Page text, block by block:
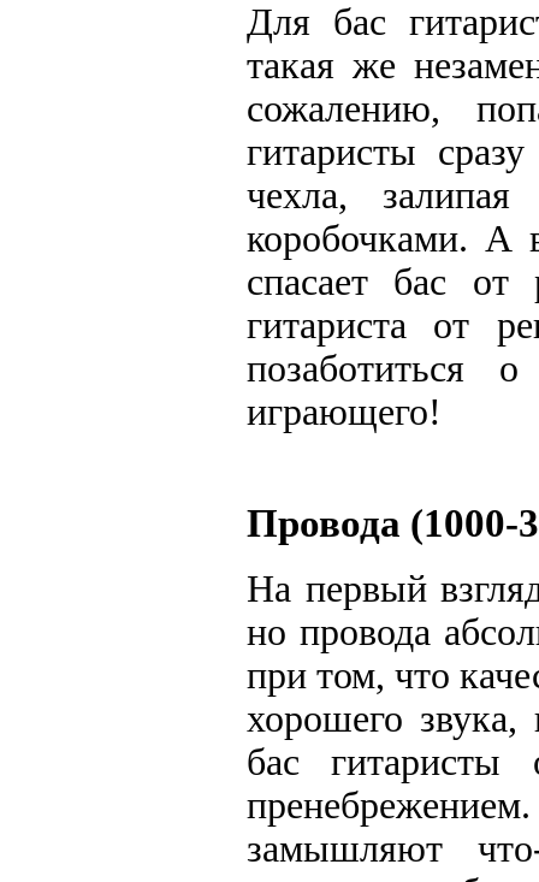
Для бас
такая же
сожалению,
гитаристы
чехла,
коробочками. А
спасает бас от
гитариста от
позаботиться
играющего!
Провода (1000-
На первый
но провода
при том, что
хорошего
бас
замышляют